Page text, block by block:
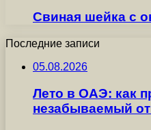
Свиная шейка с
Последние записи
05.08.2026
Лето в ОАЭ: как
незабываемый